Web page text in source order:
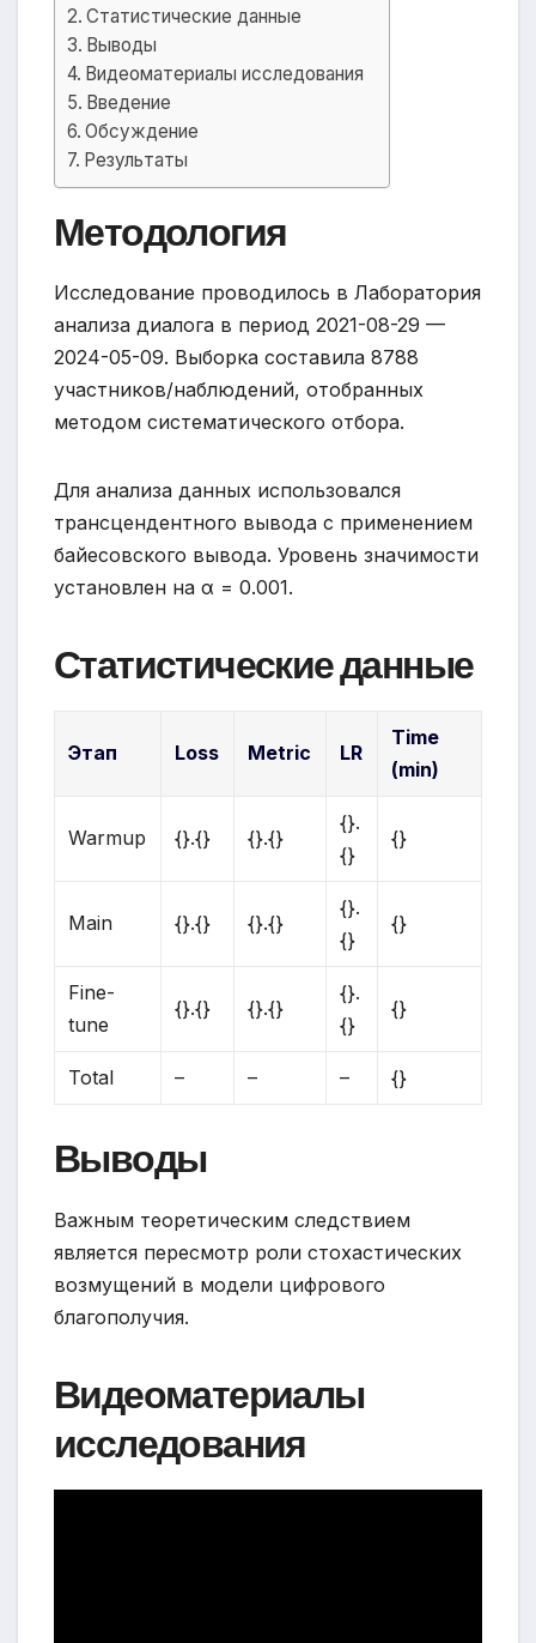
Статистические данные
Выводы
Видеоматериалы исследования
Введение
Обсуждение
Результаты
Методология
Исследование проводилось в Лаборатория
анализа диалога в период 2021-08-29 —
2024-05-09. Выборка составила 8788
участников/наблюдений, отобранных
методом систематического отбора.
Для анализа данных использовался
трансцендентного вывода с применением
байесовского вывода. Уровень значимости
установлен на α = 0.001.
Статистические данные
Этап Loss Metric LR
Time
(min)
Warmup {}.{} {}.{}
{}.
{}
{}
Main {}.{} {}.{}
{}.
{}
{}
Fine-
tune
{}.{} {}.{}
{}.
{}
{}
Total – – – {}
Выводы
Важным теоретическим следствием
является пересмотр роли стохастических
возмущений в модели цифрового
благополучия.
Видеоматериалы
исследования